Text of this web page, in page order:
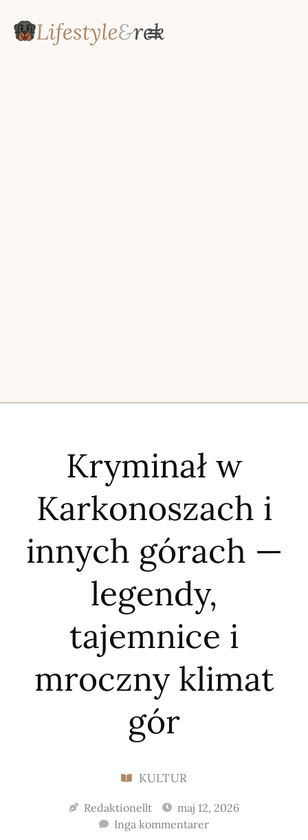
Kryminał w
Karkonoszach i
innych górach —
legendy,
tajemnice i
mroczny klimat
gór
KULTUR
Redaktionellt
maj 12, 2026
Inga kommentarer